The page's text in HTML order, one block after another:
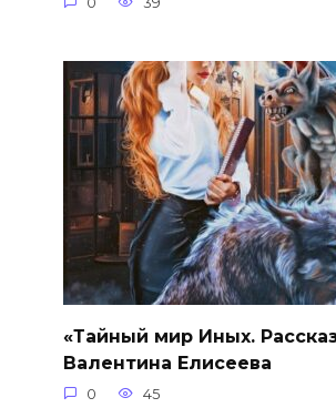
«Тайный мир Иных.
Валентина Елисеева
0 45